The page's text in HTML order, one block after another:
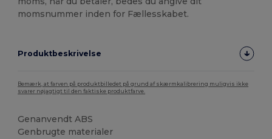
momsnummer inden for Fællesskabet.
Produktbeskrivelse
Bemærk, at farven på produktbilledet på grund af skærmkalibrering muligvis ikke
svarer nøjagtigt til den faktiske produktfarve.
Genanvendt ABS
Genbrugte materialer